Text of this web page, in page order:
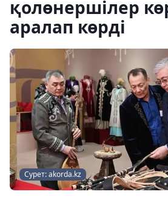
қолөнершілер
аралап көрді
Сурет: akorda.kz